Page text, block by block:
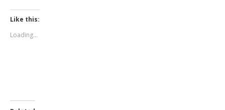
Twitter
(Opens
in
window)
Like this:
Loading...